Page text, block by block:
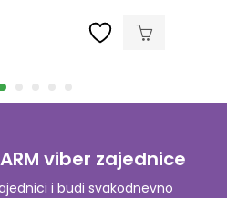
viber zajednice
i budi svakodnevno